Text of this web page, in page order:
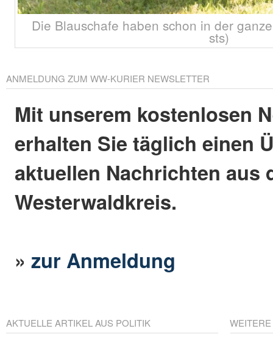
Die Blauschafe haben schon in der
sts)
ANMELDUNG ZUM WW-KURIER NEWSLETTER
Mit unserem kostenlosen
erhalten Sie täglich einen
aktuellen Nachrichten aus
Westerwaldkreis.
»zur Anmeldung
AKTUELLE ARTIKEL AUS POLITIK